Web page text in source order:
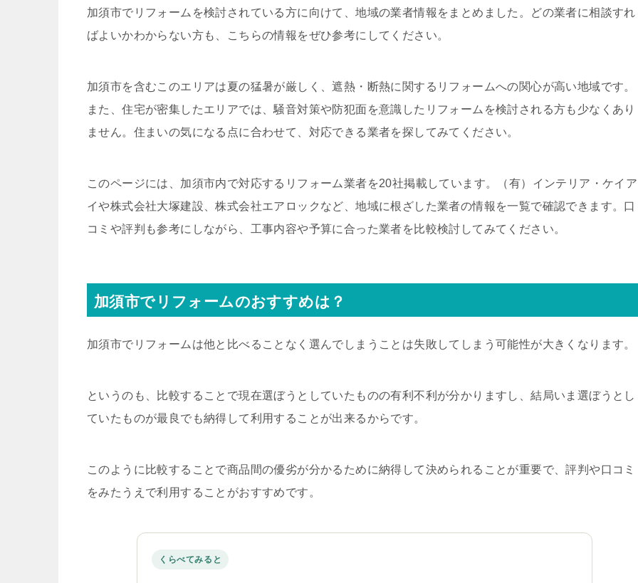
加須市でリフォームを検討されている方に向けて、地域の業者情報をまとめました。どの業者に相談すれ
ばよいかわからない方も、こちらの情報をぜひ参考にしてください。
加須市を含むこのエリアは夏の猛暑が厳しく、遮熱・断熱に関するリフォームへの関心が高い地域です。
また、住宅が密集したエリアでは、騒音対策や防犯面を意識したリフォームを検討される方も少なくあり
ません。住まいの気になる点に合わせて、対応できる業者を探してみてください。
このページには、加須市内で対応するリフォーム業者を20社掲載しています。（有）インテリア・ケイア
イや株式会社大塚建設、株式会社エアロックなど、地域に根ざした業者の情報を一覧で確認できます。口
コミや評判も参考にしながら、工事内容や予算に合った業者を比較検討してみてください。
加須市でリフォームのおすすめは？
加須市でリフォームは他と比べることなく選んでしまうことは失敗してしまう可能性が大きくなります。
というのも、比較することで現在選ぼうとしていたものの有利不利が分かりますし、結局いま選ぼうとし
ていたものが最良でも納得して利用することが出来るからです。
このように比較することで商品間の優劣が分かるために納得して決められることが重要で、評判や口コミ
をみたうえで利用することがおすすめです。
くらべてみると